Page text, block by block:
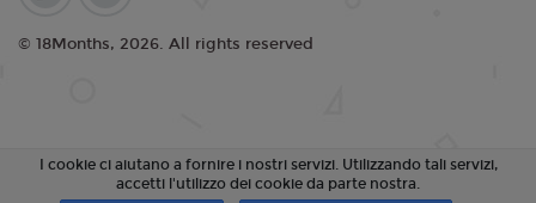
© 18Months, 2026. All rights reserved
I cookie ci aiutano a fornire i nostri servizi. Utilizzando tali servizi,
accetti l'utilizzo dei cookie da parte nostra.